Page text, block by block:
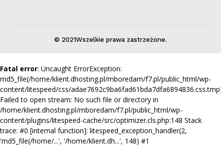
© 2021Wszelkie prawa zastrzeżone.
Fatal error: Uncaught ErrorException:
md5_file(/home/klient.dhosting.pl/mboredam/f7.pl/public_html/wp-
content/litespeed/css/
Failed to open stream: No such file or directory in
/home/klient.dhosting.pl/mboredam/f7.pl/public_html/wp-
content/plugins/litespeed-cache/src/optimizer.cls.php:148 Stack
trace: #0 [internal function]: litespeed_exception_handler(2,
'md5_file(/home/...', '/home/klient.dh...', 148) #1